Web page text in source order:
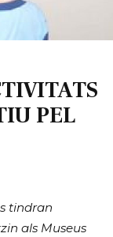
PEL
tindran
als Museus